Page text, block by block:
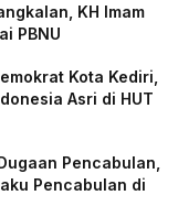
KH Imam
PBNU
Kota Kediri,
Asri di HUT
Pencabulan,
Pencabulan di